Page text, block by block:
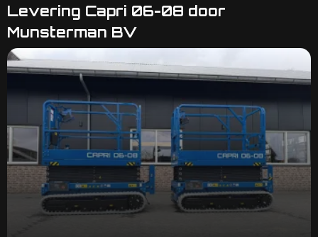
Levering Capri 06-08 door
Munsterman BV